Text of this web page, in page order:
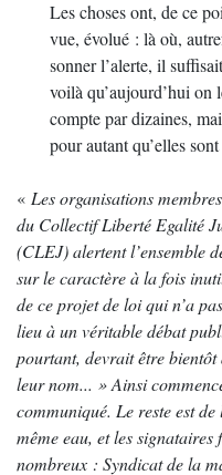
Les choses ont, de ce
vue, évolué : là où,
sonner l’alerte, il
voilà qu’aujourd’hui on
compte par dizaines,
pour autant qu’elles
« Les organisations
du Collectif Liberté Egalité
(CLEJ) alertent l’ensemble
sur le caractère à la fois
de ce projet de loi qui n’a
lieu à un véritable débat
pourtant, devrait être bientôt
leur nom... » Ainsi
communiqué. Le reste est de
même eau, et les signataires
nombreux : Syndicat de la